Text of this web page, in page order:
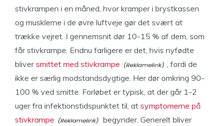
stivkrampen i en måned, hvor kramper i brystkassen
og musklerne i de øvre luftveje gør det svært at
trække vejret. I gennemsnit dør 10-15 % af dem, som
får stivkrampe. Endnu farligere er det, hvis nyfødte
bliversmittet med stivkrampe
, fordi de
ikke er særlig modstandsdygtige. Her dør omkring 90-
100 % ved smitte. Forløbet er typisk, at der går 1-2
uger fra infektionstidspunktet til, at symptomerne på
stivkrampe
begynder. Generelt bliver